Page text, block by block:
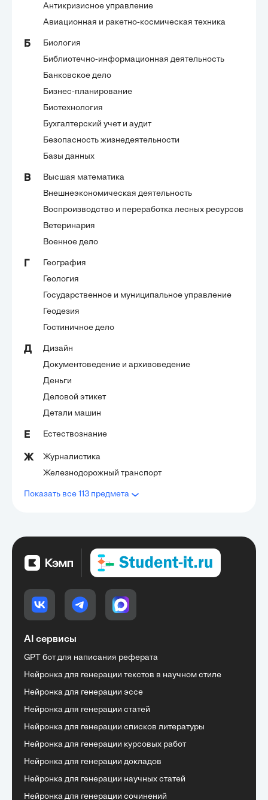
Антикризисное управление
Авиационная и ракетно-космическая техника
Б
Биология
Библиотечно-информационная деятельность
Банковское дело
Бизнес-планирование
Биотехнология
Бухгалтерский учет и аудит
Безопасность жизнедеятельности
Базы данных
В
Высшая математика
Внешнеэкономическая деятельность
Воспроизводство и переработка лесных ресурсов
Ветеринария
Военное дело
География
Геология
Государственное и муниципальное управление
Геодезия
Гостиничное дело
Д
Дизайн
Документоведение и архивоведение
Деньги
Деловой этикет
Детали машин
Е Естествознание
Ж
Журналистика
Железнодорожный транспорт
Показать все 113 предмета
AI сервисы
GPT бот для написания реферата
Нейронка для генерации текстов в научном стиле
Нейронка для генерации эссе
Нейронка для генерации статей
Нейронка для генерации списков литературы
Нейронка для генерации курсовых работ
Нейронка для генерации докладов
Нейронка для генерации научных статей
Нейронка для генерации сочинений